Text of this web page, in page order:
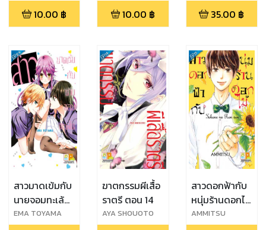
10.00 ฿ 10.00 ฿
AMMITSU / EMA
TOYAMA
35.00 ฿
สาวมาดเข้มกับ
นายจอมทะเล้น
ตอน 24
EMA TOYAMA
ฆาตกรรมผีเสื้อ
ราตรี ตอน 14
AYA SHOUOTO
สาวดอกฟ้ากับ
หนุ่มร้านดอกไม้
ตอน 5
AMMITSU